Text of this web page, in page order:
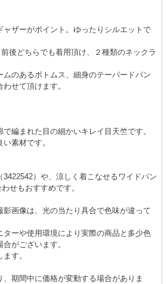
ャザーがポイント。ゆったりシルエットで
後どちらでも着用頂け、２種類のネックラ
のあるボトムス、細身のテーパードパン
せて頂けます。
編まれた目の細かいキレイ目天竺です。
素材です。
）や、涼しく着こなせるワイドパン
せもおすすめです。
画像は、光の当たり具合で色味が違って
ターや使用環境により実際の商品と多少色
がございます。
す。
期間中に価格が変動する場合がありま